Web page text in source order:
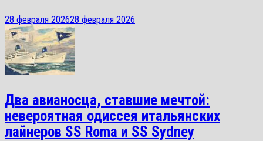
28 февраля 202628 февраля 2026
Два авианосца, ставшие мечтой:
невероятная одиссея итальянских
лайнеров SS Roma и SS Sydney